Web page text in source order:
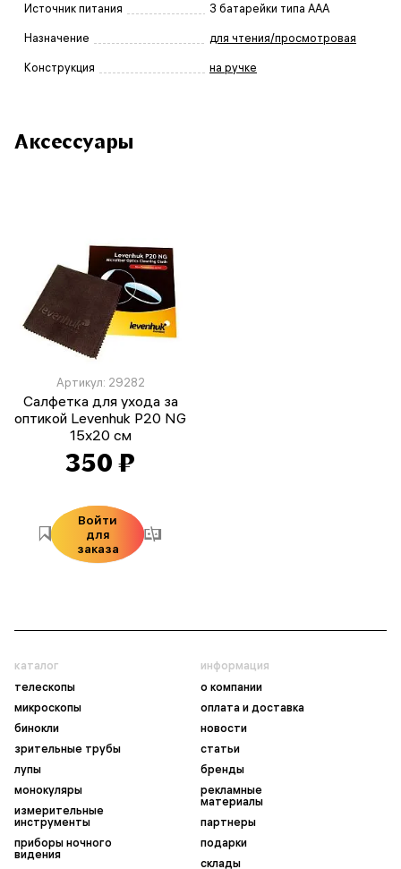
Источник питания 3 батарейки типа AAA
Назначение для чтения/просмотровая
Конструкция на ручке
Аксессуары
Артикул: 29282
Салфетка для ухода за
оптикой Levenhuk P20 NG
15x20 см
350 ₽
Войти
для
заказа
каталог
телескопы
микроскопы
бинокли
зрительные трубы
лупы
монокуляры
измерительные
инструменты
приборы ночного
видения
информация
о компании
оплата и доставка
новости
статьи
бренды
рекламные
материалы
партнеры
подарки
склады